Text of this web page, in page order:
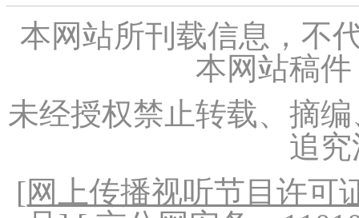
本网站所刊载信息，不
本网站稿
未经授权禁止转载、摘
追
[网上传播视听节目许可